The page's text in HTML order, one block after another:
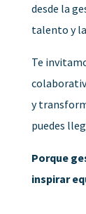
desde la
talento y
Te
y
puedes
Porque
inspirar